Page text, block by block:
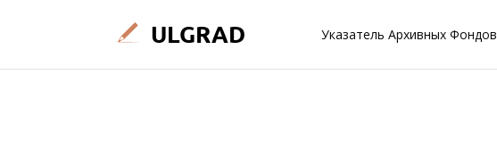
Указатель Архивных Фондов